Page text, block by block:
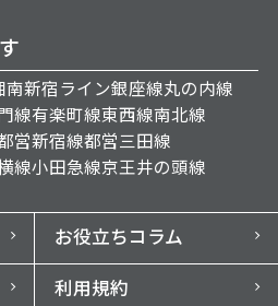
南新宿ライン銀座線丸の内線
線有楽町線東西線南北線
営新宿線都営三田線
線小田急線京王井の頭線
お役立ちコラム
利用規約